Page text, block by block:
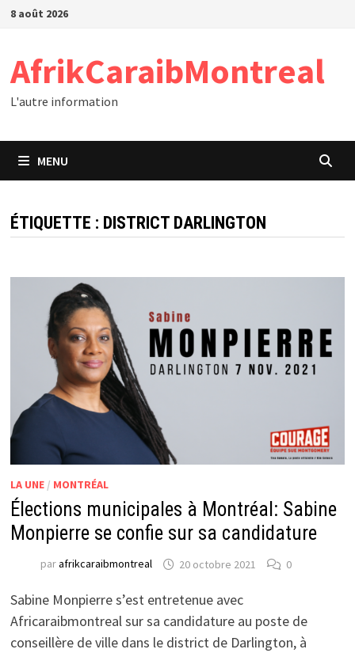
Passer
8 août 2026
AfrikCaraibMontreal
L'autre information
MENU
ÉTIQUETTE : DISTRICT DARLINGTON
LA UNE/ MONTRÉAL
Élections municipales à Montréal: Sabine
Monpierre se confie sur sa candidature
parafrikcaraibmontreal 20 octobre 2021 0
Sabine Monpierre s’est entretenue avec
Africaraibmontreal sur sa candidature au poste de
conseillère de ville dans le district de Darlington, à